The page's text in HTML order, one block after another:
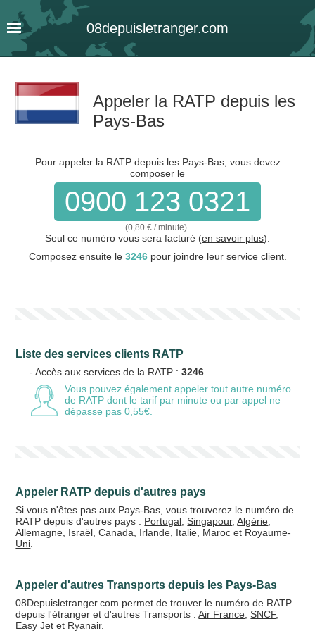
08depuisletranger.com
Appeler la RATP depuis les
Pays-Bas
Pour appeler la RATP depuis les Pays-Bas, vous devez
composer le
0900 123 0321
(0,80 € / minute)
Seul ce numéro vous sera facturé (en savoir plus).
Composez ensuite le 3246pour joindre leur service client.
Liste des services clients RATP
- Accès aux services de la RATP :3246
Vous pouvez également appeler tout autre numéro
de RATP dont le tarif par minute ou par appel ne
dépasse pas 0,55€.
Appeler RATP depuis d'autres pays
Si vous n'êtes pas aux Pays-Bas, vous trouverez le numéro de
RATP depuis d'autres pays : Portugal ,Singapour,Algérie
Allemagne Israël ,Canada Irlande Italie Maroc et Royaume-
Uni
Appeler d'autres Transports depuis les Pays-Bas
08Depuisletranger.com permet de trouver le numéro de RATP
depuis l'étranger et d'autres Transports :Air France ,SNCF,
Easy Jet et Ryanair.